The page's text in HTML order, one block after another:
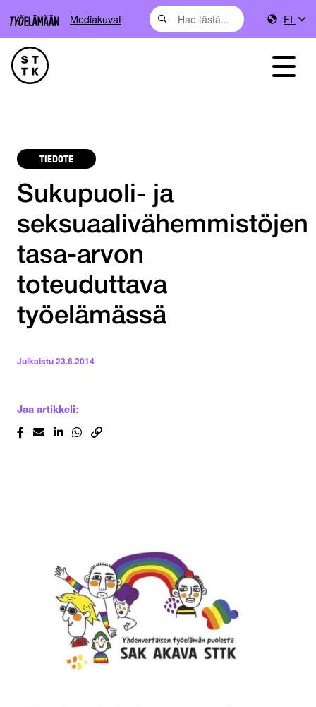
Mediakuvat FI
TIEDOTE
Sukupuoli- ja
seksuaalivähemmistöjen
tasa-arvon
toteuduttava
työelämässä
Julkaistu23.6.2014
Jaa artikkeli: